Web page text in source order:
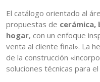
El catálogo orientado al
propuestas de cerámica,
hogar, con un enfoque
venta al cliente final». La
de la construcción
soluciones técnicas para